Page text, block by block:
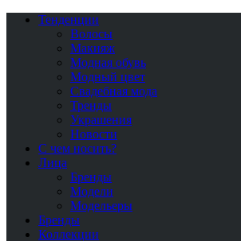
Тенденции
Волосы
Макияж
Модная обувь
Модный цвет
Свадебная мода
Тренды
Украшения
Новости
С чем носить?
Лица
Бренды
Модели
Модельеры
Бренды
Коллекции